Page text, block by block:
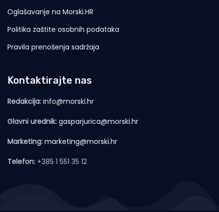
Oglašavanje na Morski.HR
Politika zaštite osobnih podataka
Pravila prenošenja sadržaja
Kontaktirajte nas
Redakcija: info@morski.hr
Glavni urednik: gasparjurica@morski.hr
Marketing: marketing@morski.hr
Telefon: +385 1 551 35 12